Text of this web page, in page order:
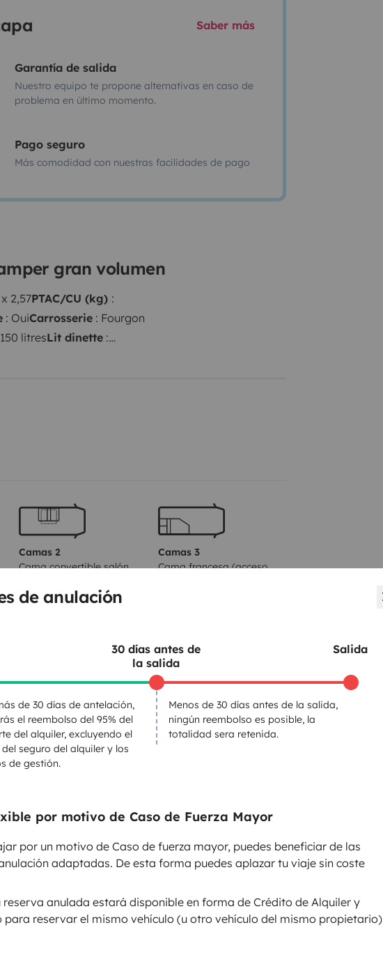
de anulación
de 30 días de antelación,
el reembolso del 95% del
del alquiler, excluyendo el
seguro del alquiler y los
de gestión.
30 días antes de
la salida
Menos de 30 días antes de la salida,
ningún reembolso es posible, la
totalidad sera retenida.
Salida
por motivo de Caso de Fuerza Mayor
por un motivo de Caso de fuerza mayor, puedes beneficiar de las
adaptadas. De esta forma puedes aplazar tu viaje sin coste
reserva anulada estará disponible en forma de Crédito de Alquiler y
para reservar el mismo vehículo (u otro vehículo del mismo propietario)
Saber más
Garantía de salida
Nuestro equipo te propone alternativas en caso de
problema en último momento.
Pago seguro
Más comodidad con nuestras facilidades de pago
gran volumen
2,57PTAC/CU (kg) :
: OuiCarrosserie : Fourgon
litresLit dinette :
séjour.
Camas 2
Cama convertible salón
Camas 3
Cama francesa (acceso
Kit de vajilla
Cafetera
Regulador de velocidad
2021